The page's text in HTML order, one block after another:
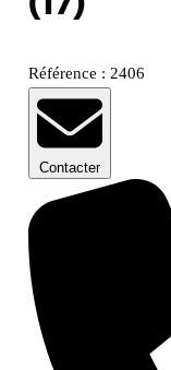
Référence : 2406
Contacter